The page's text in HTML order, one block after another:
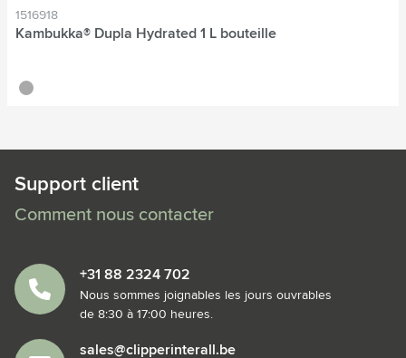
1516918
Kambukka® Dupla Hydrated 1 L bouteille
gris foncé
Support client
Comment nous contacter
+31 88 2324 702
Nous sommes joignables les jours ouvrables
de 8:30 à 17:00 heures.
sales@clipperinterall.be